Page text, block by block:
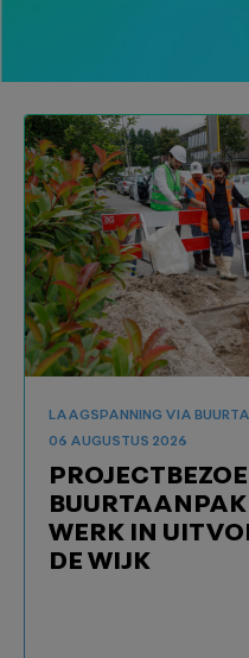
LAAGSPANNING VIA
06 AUGUSTUS 2026
WERK IN
DE WIJK